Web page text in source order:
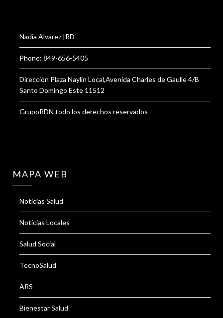
Nadia Alvarez |RD
Phone: 849-656-5405
Dirección Plaza Naylin Local,Avenida Charles de Gaulle 4/B
Santo Domingo Este 11512
GrupoRDN todo los derechos reservados
MAPA WEB
Noticias Salud
Noticias Locales
Salud Social
TecnoSalud
ARS
Bienestar Salud